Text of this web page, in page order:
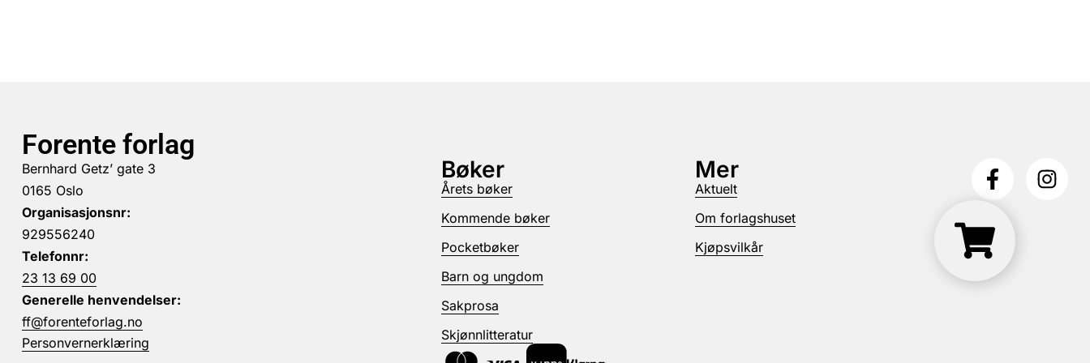
Forente forlag
Bernhard Getz’ gate 3
0165 Oslo
Organisasjonsnr:
929556240
Telefonnr:
23 13 69 00
Generelle henvendelser:
ff@forenteforlag.no
Personvernerklæring
Bøker
Årets bøker
Kommende bøker
Pocketbøker
Barn og ungdom
Sakprosa
Skjønnlitteratur
Mer
Aktuelt
Om forlagshuset
Kjøpsvilkår